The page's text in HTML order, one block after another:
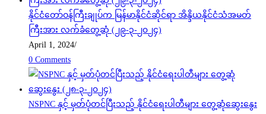
နိုင်ငံတော်ဝန်ကြီးချုပ်က မြန်မာနိုင်ငံဆိုင်ရာ အိန္ဒိယနိုင်ငံသံအမတ်
ကြီးအား လက်ခံတွေ့ဆုံ (၂၉-၃-၂၀၂၄)
April 1, 2024/
0 Comments
NSPNC နှင့် မှတ်ပုံတင်ပြီးသည့် နိုင်ငံရေးပါတီများ တွေ့ဆုံဆွေးနွေး